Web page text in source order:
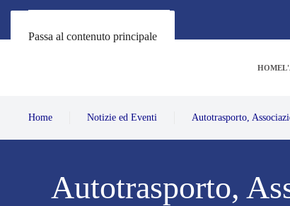
Passa al contenuto principale
HOME
Home Notizie ed Eventi Autotrasporto,
Autotrasporto,